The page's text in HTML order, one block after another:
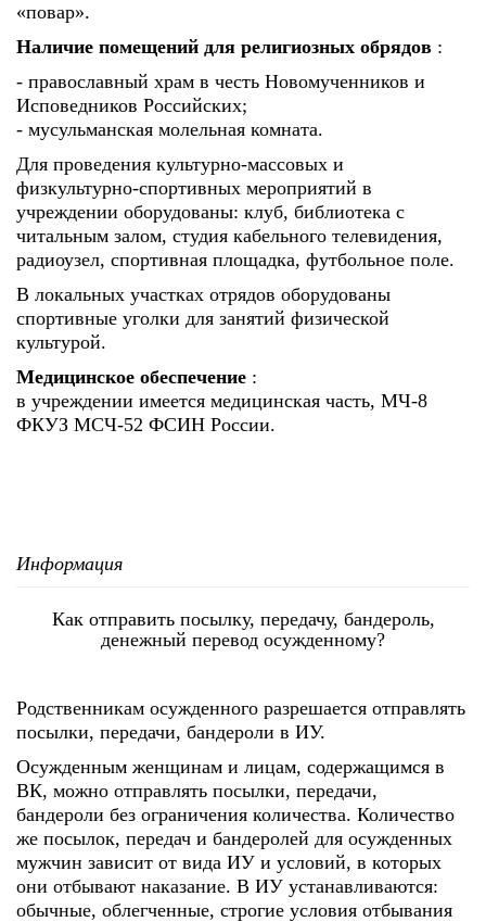
«повар».
Наличие помещений для религиозных обрядов :
- православный храм в честь Новомученников и
Исповедников Российских;
- мусульманская молельная комната.
Для проведения культурно-массовых и
физкультурно-спортивных мероприятий в
учреждении оборудованы: клуб, библиотека с
читальным залом, студия кабельного телевидения,
радиоузел, спортивная площадка, футбольное поле.
В локальных участках отрядов оборудованы
спортивные уголки для занятий физической
культурой.
Медицинское обеспечение :
в учреждении имеется медицинская часть, МЧ-8
ФКУЗ МСЧ-52 ФСИН России.
Информация
Как отправить посылку, передачу, бандероль,
денежный перевод осужденному?
Родственникам осужденного разрешается отправлять
посылки, передачи, бандероли в ИУ.
Осужденным женщинам и лицам, содержащимся в
ВК, можно отправлять посылки, передачи,
бандероли без ограничения количества. Количество
же посылок, передач и бандеролей для осужденных
мужчин зависит от вида ИУ и условий, в которых
они отбывают наказание. В ИУ устанавливаются:
обычные, облегченные, строгие условия отбывания